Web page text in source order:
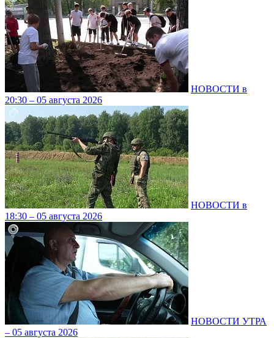
НОВОСТИ в
20:30 – 05 августа 2026
НОВОСТИ в
18:30 – 05 августа 2026
НОВОСТИ УТРА
– 05 августа 2026